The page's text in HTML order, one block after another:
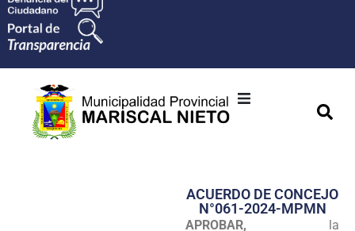
Transparencia
ACUERDO DE CONCEJO
N°061-2024-MPMN
APROBAR, la